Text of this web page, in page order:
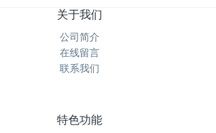
关于我们
公司简介
在线留言
联系我们
特色功能